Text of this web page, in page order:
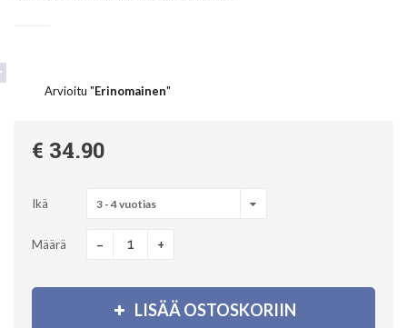
Arvioitu "Erinomainen"
€ 34.90
Ikä 3 - 4 vuotias
Määrä - +
LISÄÄ OSTOSKORIIN